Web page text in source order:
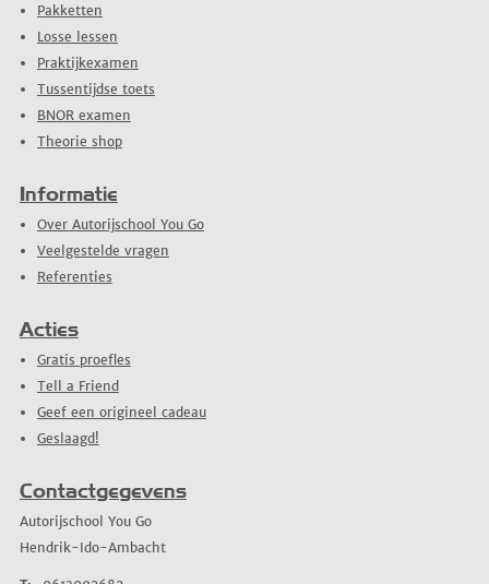
Pakketten
Losse lessen
Praktijkexamen
Tussentijdse toets
BNOR examen
Theorie shop
Informatie
Over Autorijschool You Go
Veelgestelde vragen
Referenties
Acties
Gratis proefles
Tell a Friend
Geef een origineel cadeau
Geslaagd!
Contactgegevens
Autorijschool You Go
Hendrik-Ido-Ambacht